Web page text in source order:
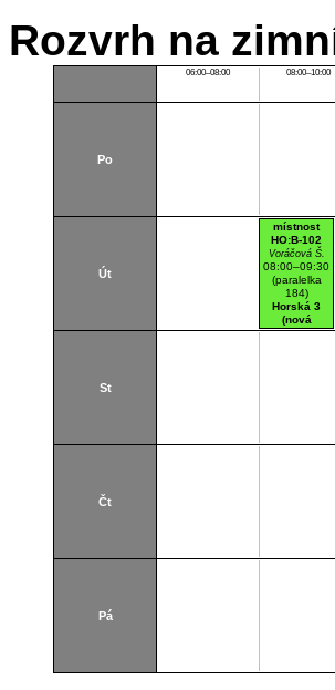
Rozvrh na
06:00–08:00 08:00–10:00
Po
Út
místnost
HO:B-102
Voráčová Š.
08:00–09:30
(paralelka
184)
Horská 3
(nová
budova)
St
Čt
Pá